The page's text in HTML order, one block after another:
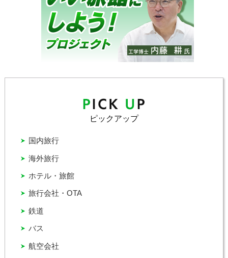
ピックアップ
バス
ホテル・旅館
国内旅行
旅行会社・OTA
海外旅行
航空会社
鉄道